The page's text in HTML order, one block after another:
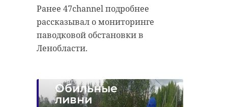
Ранее 47channel подробнее
рассказывал о мониторинге
паводковой обстановки в
Ленобласти.
Обильные
ливни